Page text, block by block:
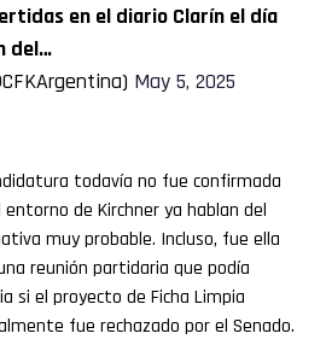
en el diario Clarín el día
del…
May 5, 2025
todavía no fue confirmada
de Kirchner ya hablan del
muy probable. Incluso, fue ella
reunión partidaria que podía
si el proyecto de Ficha Limpia
fue rechazado por el Senado.